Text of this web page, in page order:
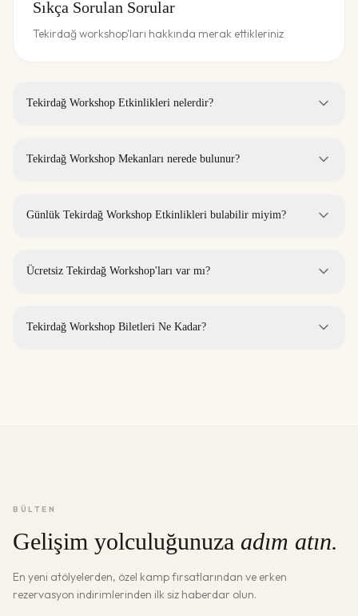
Sıkça Sorulan Sorular
Tekirdağ workshop'ları hakkında merak ettikleriniz
Tekirdağ Workshop Etkinlikleri nelerdir?
Tekirdağ Workshop Mekanları nerede bulunur?
Günlük Tekirdağ Workshop Etkinlikleri bulabilir miyim?
Ücretsiz Tekirdağ Workshop'ları var mı?
Tekirdağ Workshop Biletleri Ne Kadar?
BÜLTEN
Gelişim yolculuğunuza adım atın.
En yeni atölyelerden, özel kamp fırsatlarından ve erken
rezervasyon indirimlerinden ilk siz haberdar olun.